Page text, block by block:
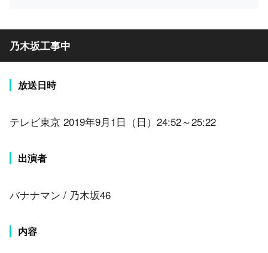
乃木坂工事中
放送日時
テレビ東京 2019年9月1日（日）24:52～25:22
出演者
バナナマン / 乃木坂46
内容